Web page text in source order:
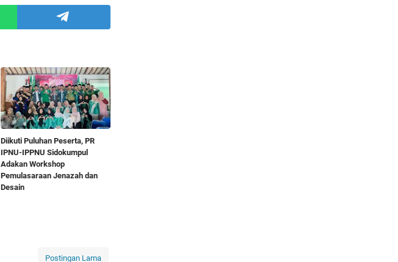
Diikuti Puluhan Peserta, PR
IPNU-IPPNU Sidokumpul
Adakan Workshop
Pemulasaraan Jenazah dan
Desain
Postingan Lama